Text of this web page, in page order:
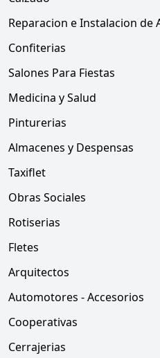
Reparacion e Instalacion de
Confiterias
Salones Para Fiestas
Medicina y Salud
Pinturerias
Almacenes y Despensas
Taxiflet
Obras Sociales
Rotiserias
Fletes
Arquitectos
Automotores - Accesorios
Cooperativas
Cerrajerias